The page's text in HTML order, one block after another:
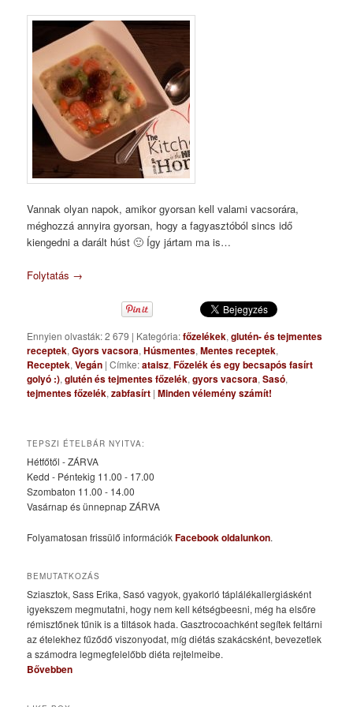
Vannak olyan napok, amikor gyorsan kell valami vacsorára,
méghozzá annyira gyorsan, hogy a fagyasztóból sincs idő
kiengedni a darált húst 🙂 Így jártam ma is…
Folytatás →
Ennyien olvasták: 2 679 | Kategória:főzelékek,glutén- és tejmentes
receptek,Gyors vacsora,Húsmentes,Mentes receptek,
Receptek,Vegán |Címke:ataisz,Főzelék és egy becsapós fasírt
golyó :),glutén és tejmentes főzelék,gyors vacsora,Sasó,
tejmentes főzelék,zabfasírt |Minden vélemény számít!
TEPSZI ÉTELBÁR NYITVA:
Hétfőtől - ZÁRVA
Kedd - Péntekig 11.00 - 17.00
Szombaton 11.00 - 14.00
Vasárnap és ünnepnap ZÁRVA
Folyamatosan frissülő információkFacebook oldalunkon.
BEMUTATKOZÁS
Sziasztok, Sass Erika, Sasó vagyok, gyakorló táplálékallergiásként
igyekszem megmutatni, hogy nem kell kétségbeesni, még ha elsőre
rémisztőnek tűnik is a tiltások hada. Gasztrocoachként segítek feltárni
az ételekhez fűződő viszonyodat, míg diétás szakácsként, bevezetlek
a számodra legmegfelelőbb diéta rejtelmeibe.
Bővebben